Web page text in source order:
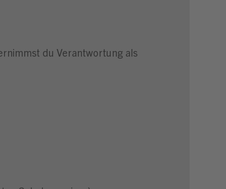
du Verantwortung als